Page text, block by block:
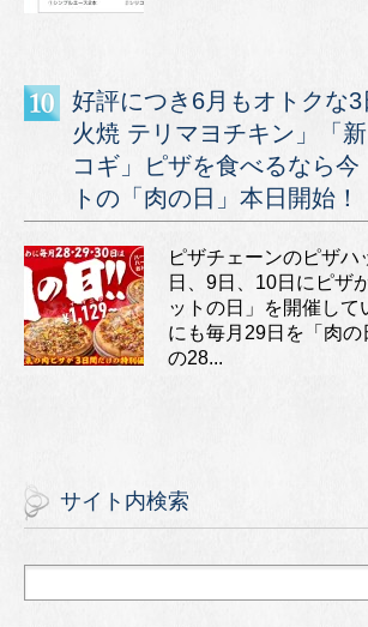
好評につき6月もオトクな
火焼 テリマヨチキン」「
コギ」ピザを食べるなら今
トの「肉の日」本日開始！
ピザチェーンのピザハ
日、9日、10日にピザ
ットの日」を開催して
にも毎月29日を「肉の
の28...
サイト内検索